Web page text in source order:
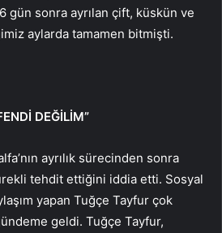
gün sonra ayrılan çift, küskün ve
aylarda tamamen bitmişti.
DEĞİLİM”
ayrılık sürecinden sonra
tehdit ettiğini iddia etti. Sosyal
yapan Tuğçe Tayfur çok
geldi. Tuğçe Tayfur,